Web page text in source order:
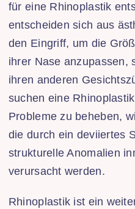
für eine Rhinoplastik
entscheiden sich aus
den Eingriff, um die
ihrer Nase anzupassen,
ihren anderen
suchen eine
Probleme zu beheben,
die durch ein deviiertes
strukturelle Anomalien
verursacht werden.
Rhinoplastik ist ein